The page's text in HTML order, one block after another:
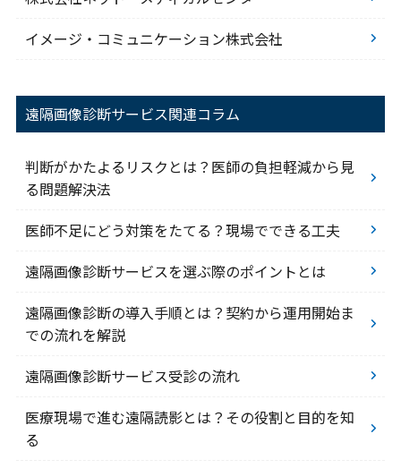
イメージ・コミュニケーション株式会社
遠隔画像診断サービス関連コラム
判断がかたよるリスクとは？医師の負担軽減から見
る問題解決法
医師不足にどう対策をたてる？現場でできる工夫
遠隔画像診断サービスを選ぶ際のポイントとは
遠隔画像診断の導入手順とは？契約から運用開始ま
での流れを解説
遠隔画像診断サービス受診の流れ
医療現場で進む遠隔読影とは？その役割と目的を知
る